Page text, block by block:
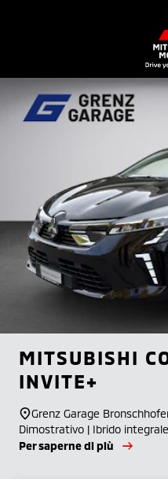
MITSUBISHI
INVITE+
Grenz Garage
Dimostrativo | Ibrido
Per saperne di più